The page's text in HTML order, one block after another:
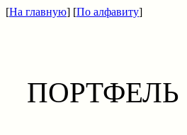
[На главную] [По алфавиту]
ПОРТФЕЛЬ